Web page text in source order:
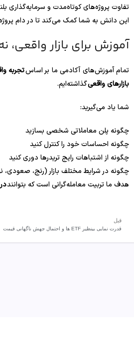
تفاوت پروژه‌های کوتاه‌مدت و سرمایه‌گذاری
این دانش به شما کمک می‌کند تا در دام
آموزش برای بازار
تمام آموزش‌های آکادمی ما بر اساستجربه
بازارهای واقعیگذاشته‌ایم.
شما یاد می‌گیرید:
چگونه پلن معاملاتی شخصی بسازید
چگونه احساسات خود را کنترل کنید
چگونه از اشتباهات رایج تریدرها دوری کنید
چگونه در شرایط مختلف بازار (رنج، صعودی،
هدف ما تربیت معامله‌گرانی است که بتوانند
قبل
قدرت نمایی بینظیر ETF ها و احتمال جهش ناگهانی قیمت